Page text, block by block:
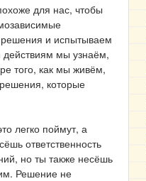
для нас, чтобы
и испытываем
мы узнаём,
того, как мы живём,
которые
легко поймут, а
ответственность
но ты также несёшь
Решение не